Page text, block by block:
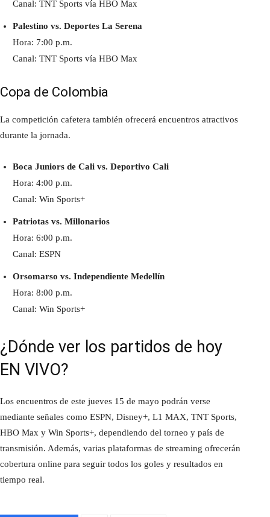
Canal: TNT Sports vía HBO Max
Palestino vs. Deportes La Serena
Hora: 7:00 p.m.
Canal: TNT Sports vía HBO Max
Copa de Colombia
La competición cafetera también ofrecerá encuentros atractivos
durante la jornada.
Boca Juniors de Cali vs. Deportivo Cali
Hora: 4:00 p.m.
Canal: Win Sports+
Patriotas vs. Millonarios
Hora: 6:00 p.m.
Canal: ESPN
Orsomarso vs. Independiente Medellín
Hora: 8:00 p.m.
Canal: Win Sports+
¿Dónde ver los partidos de hoy
EN VIVO?
Los encuentros de este jueves 15 de mayo podrán verse
mediante señales como ESPN, Disney+, L1 MAX, TNT Sports,
HBO Max y Win Sports+, dependiendo del torneo y país de
transmisión. Además, varias plataformas de streaming ofrecerán
cobertura online para seguir todos los goles y resultados en
tiempo real.